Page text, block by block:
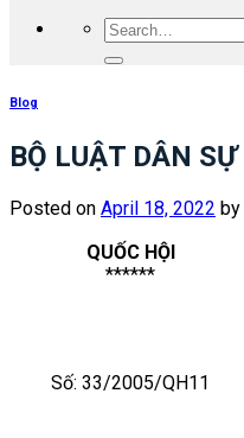
Blog
BỘ LUẬT DÂN
Posted on April 18, 2022 by
QUỐC HỘI
******
Số: 33/2005/QH11